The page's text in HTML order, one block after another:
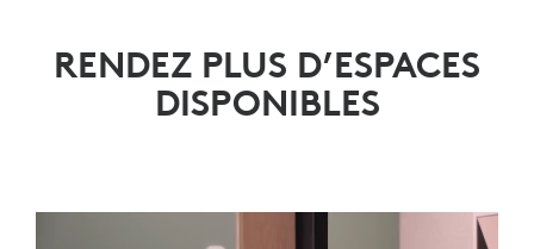
RENDEZ PLUS D’ESPACES
DISPONIBLES